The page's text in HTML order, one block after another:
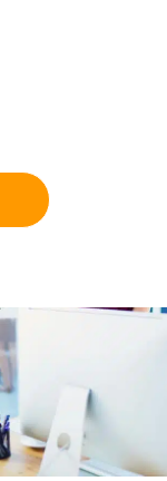
les
en termes